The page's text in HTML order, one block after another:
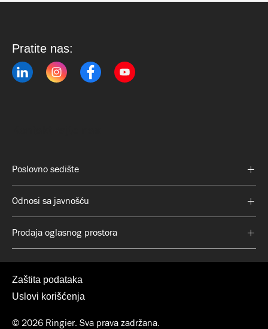
Pratite nas:
Poslovno sedište
Odnosi sa javnošću
Prodaja oglasnog prostora
Zaštita podataka
Uslovi korišćenja
© 2026 Ringier. Sva prava zadržana.